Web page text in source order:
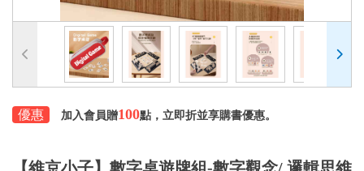
優惠 加入會員贈100點，立即折並享購書優惠。